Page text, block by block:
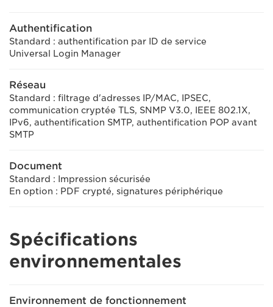
Authentification
Standard : authentification par ID de service
Universal Login Manager
Réseau
Standard : filtrage d'adresses IP/MAC, IPSEC,
communication cryptée TLS, SNMP V3.0, IEEE 802.1X,
IPv6, authentification SMTP, authentification POP avant
SMTP
Document
Standard : Impression sécurisée
En option : PDF crypté, signatures périphérique
Spécifications
environnementales
Environnement de fonctionnement